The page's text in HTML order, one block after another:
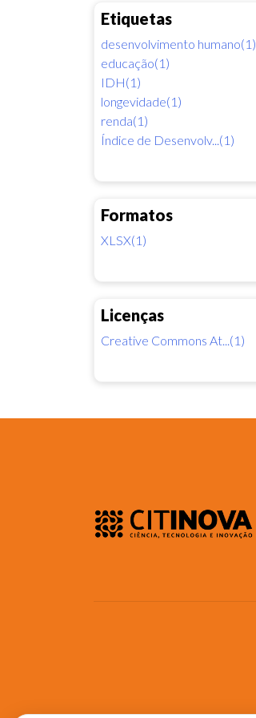
Etiquetas
desenvolvimento humano(1)
educação(1)
IDH(1)
longevidade(1)
renda(1)
Índice de Desenvolv...(1)
Formatos
XLSX(1)
Licenças
Creative Commons At...(1)